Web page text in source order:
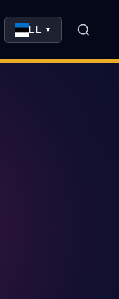
EE ▼